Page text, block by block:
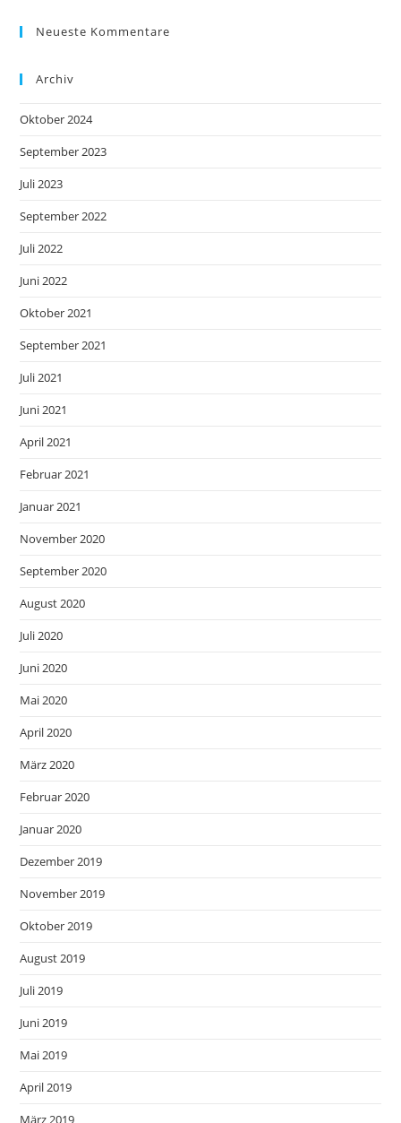
Neueste Kommentare
Archiv
Oktober 2024
September 2023
Juli 2023
September 2022
Juli 2022
Juni 2022
Oktober 2021
September 2021
Juli 2021
Juni 2021
April 2021
Februar 2021
Januar 2021
November 2020
September 2020
August 2020
Juli 2020
Juni 2020
Mai 2020
April 2020
März 2020
Februar 2020
Januar 2020
Dezember 2019
November 2019
Oktober 2019
August 2019
Juli 2019
Juni 2019
Mai 2019
April 2019
März 2019